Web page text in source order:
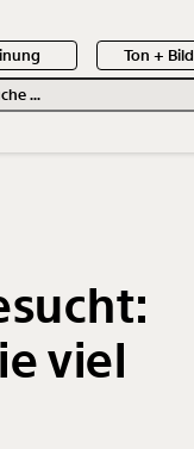
Ton + Bild
viel